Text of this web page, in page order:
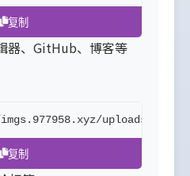
复制
器、GitHub、博客等
uploads//
复制